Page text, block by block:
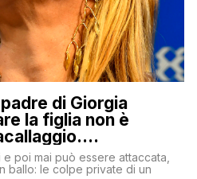
di Giorgia
la figlia non è
diversi
e poi mai può essere attaccata,
ballo: le colpe private di un